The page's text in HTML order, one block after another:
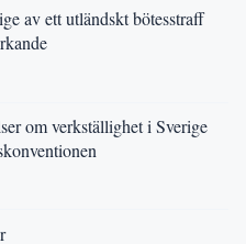
av ett utländskt bötesstraff
om verkställighet i Sverige